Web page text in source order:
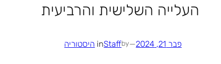
העלייה השלישית והרביעית
פבר 21, 2024 —
by
Staff
in היסטוריה